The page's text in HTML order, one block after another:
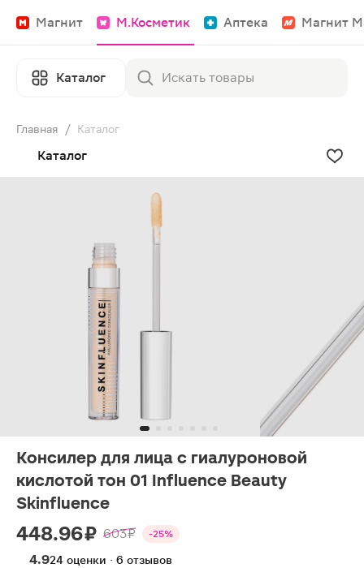
Магнит М.Косметик Аптека Магнит
Каталог
Главная / Каталог
Каталог
Консилер для лица с гиалуроновой
кислотой тон 01 Influence Beauty
Skinfluence
448.96 ₽ 603 ₽ -25%
4.924 оценки · 6 отзывов